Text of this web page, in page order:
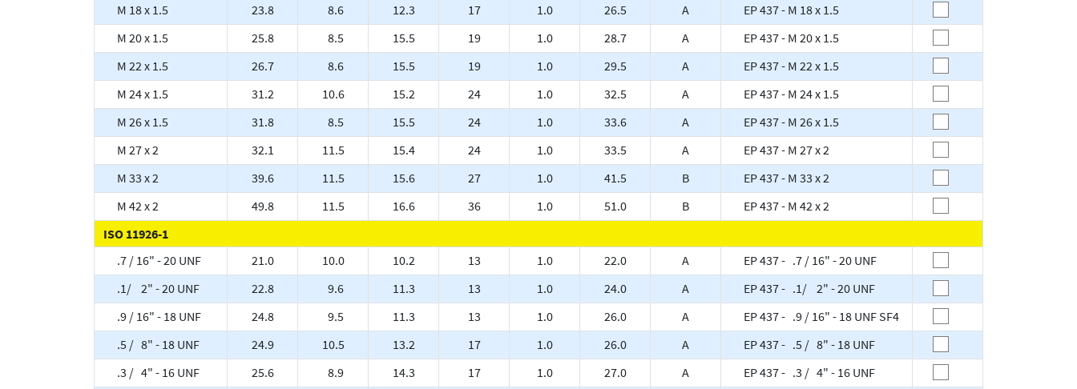
M 18 x 1.5
23.8 8.6 12.3 17 1.0 26.5 A
EP 437 - M 18 x 1.5
M 20 x 1.5
25.8 8.5 15.5 19 1.0 28.7 A
EP 437 - M 20 x 1.5
M 22 x 1.5
26.7 8.6 15.5 19 1.0 29.5 A
EP 437 - M 22 x 1.5
M 24 x 1.5
31.2 10.6 15.2 24 1.0 32.5 A
EP 437 - M 24 x 1.5
M 26 x 1.5
31.8 8.5 15.5 24 1.0 33.6 A
EP 437 - M 26 x 1.5
M 27 x 2
32.1 11.5 15.4 24 1.0 33.5 A
EP 437 - M 27 x 2
M 33 x 2
39.6 11.5 15.6 27 1.0 41.5 B
EP 437 - M 33 x 2
M 42 x 2
49.8 11.5 16.6 36 1.0 51.0 B
EP 437 - M 42 x 2
ISO 11926-1
.7 / 16" - 20 UNF
21.0 10.0 10.2 13 1.0 22.0 A
EP 437 - .7 / 16" - 20 UNF
.1/ 2" - 20 UNF
22.8 9.6 11.3 13 1.0 24.0 A
EP 437 - .1/ 2" - 20 UNF
.9 / 16" - 18 UNF
24.8 9.5 11.3 13 1.0 26.0 A
EP 437 - .9 / 16" - 18 UNF SF4
.5 / 8" - 18 UNF
24.9 10.5 13.2 17 1.0 26.0 A
EP 437 - .5 / 8" - 18 UNF
.3 / 4" - 16 UNF
25.6 8.9 14.3 17 1.0 27.0 A
EP 437 - .3 / 4" - 16 UNF